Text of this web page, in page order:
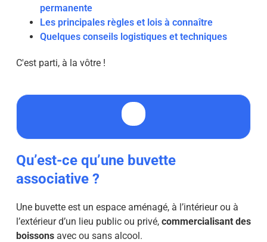
permanente
Les principales règles et lois à connaître
Quelques conseils logistiques et techniques
C'est parti, à la vôtre !
Qu’est-ce qu’une buvette
associative ?
Une buvette est un espace aménagé, à l’intérieur ou à
l’extérieur d’un lieu public ou privé, commercialisant des
boissonsavec ou sans alcool.